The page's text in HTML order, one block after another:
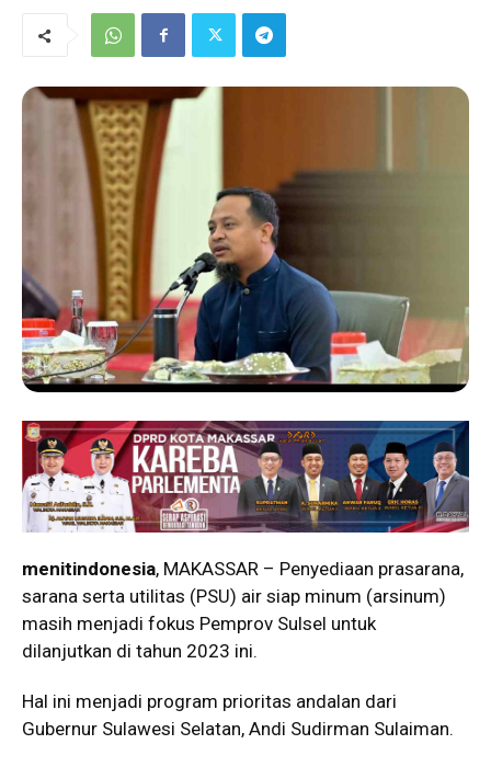
menitindonesia, MAKASSAR – Penyediaan prasarana,
sarana serta utilitas (PSU) air siap minum (arsinum)
masih menjadi fokus Pemprov Sulsel untuk
dilanjutkan di tahun 2023 ini.
Hal ini menjadi program prioritas andalan dari
Gubernur Sulawesi Selatan, Andi Sudirman Sulaiman.